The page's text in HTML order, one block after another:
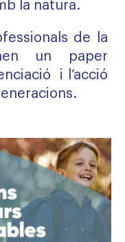
la natura.
de la
un paper
i l’acció